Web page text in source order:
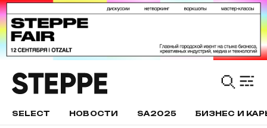
SELECT НОВОСТИ SA2025 БИЗНЕС И